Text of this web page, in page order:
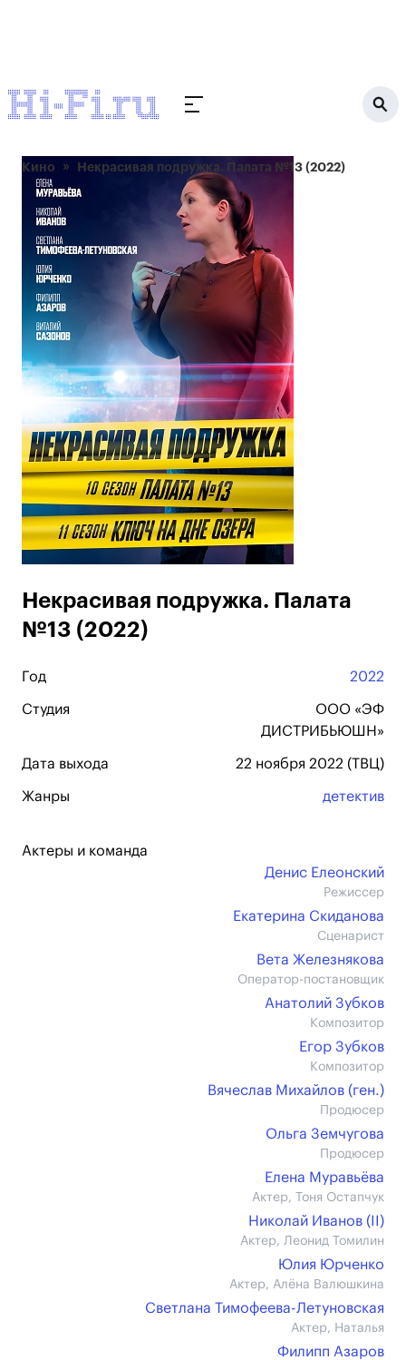
Кино Некрасивая подружка. Палата №13 (2022)
Некрасивая подружка. Палата
№13 (2022)
Год 2022
Студия
ООО «ЭФ
ДИСТРИБЬЮШН»
Дата выхода 22 ноября 2022 (ТВЦ)
Жанры детектив
Актеры и команда
Денис Елеонский
Режиссер
Екатерина Скиданова
Сценарист
Вета Железнякова
Оператор-постановщик
Анатолий Зубков
Композитор
Егор Зубков
Композитор
Вячеслав Михайлов (ген.)
Продюсер
Ольга Земчугова
Продюсер
Елена Муравьёва
Актер, Тоня Остапчук
Николай Иванов (II)
Актер, Леонид Томилин
Юлия Юрченко
Актер, Алёна Валюшкина
Светлана Тимофеева-Летуновская
Актер, Наталья
Филипп Азаров